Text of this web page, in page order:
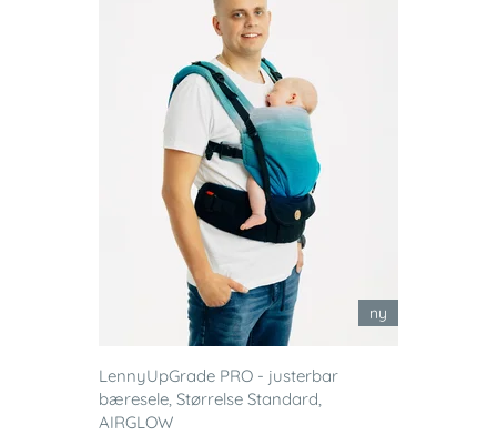
ny
LennyUpGrade PRO - justerbar
bæresele, Størrelse Standard,
AIRGLOW